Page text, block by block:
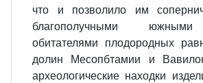
что и позволило им
благополучными
обитателями плодородных
долин Месопбтамии и
археологические находки